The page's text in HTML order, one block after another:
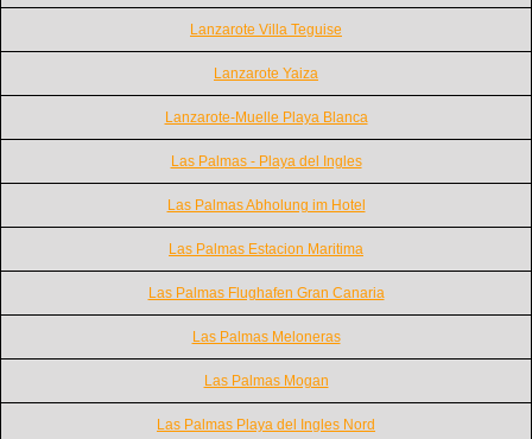
Lanzarote Villa Teguise
Lanzarote Yaiza
Lanzarote-Muelle Playa Blanca
Las Palmas - Playa del Ingles
Las Palmas Abholung im Hotel
Las Palmas Estacion Maritima
Las Palmas Flughafen Gran Canaria
Las Palmas Meloneras
Las Palmas Mogan
Las Palmas Playa del Ingles Nord